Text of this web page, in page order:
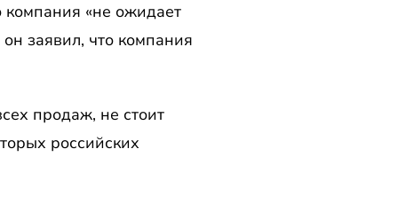
компания «не ожидает
заявил, что компания
продаж, не стоит
российских